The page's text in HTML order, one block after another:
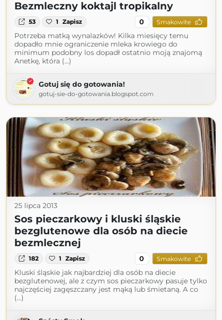
Bezmleczny koktajl tropikalny
53 1 Zapisz 0 Smakowite
Potrzeba matką wynalazków! Kilka miesięcy temu
dopadło mnie ograniczenie mleka krowiego do
minimum podobny los dopadł ostatnio moją znajomą
Anetkę, która (...)
Gotuj się do gotowania!
gotuj-sie-do-gotowania.blogspot.com
25 lipca 2013
Sos pieczarkowy i kluski śląskie
bezglutenowe dla osób na diecie
bezmlecznej
182 1 Zapisz 0 Smakowite
Kluski śląskie jak najbardziej dla osób na diecie
bezglutenowej, ale z czym sos pieczarkowy pasuje tylko
najczęściej zagęszczany jest mąką lub śmietaną. A co
(...)